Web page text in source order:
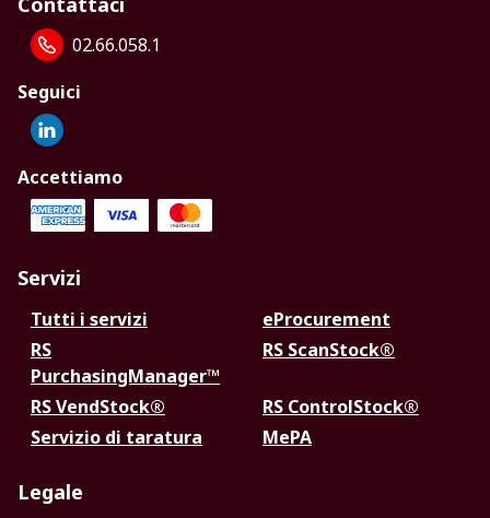
02.66.058.1
Seguici
Accettiamo
Servizi
Tutti i servizi
eProcurement
RS
PurchasingManager™
RS ScanStock®
RS VendStock®
RS ControlStock®
Servizio di taratura
MePA
Legale